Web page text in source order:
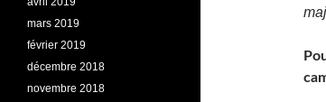
mars 2019
février 2019
décembre 2018
novembre 2018